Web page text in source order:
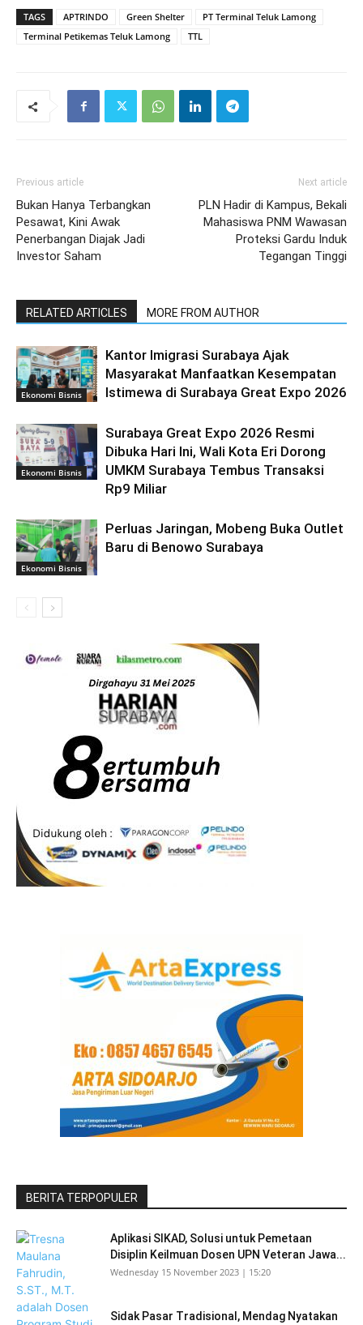
TAGS APTRINDO Green Shelter
PT Terminal Teluk Lamong
Terminal Petikemas Teluk Lamong
TTL
Previous article
Bukan Hanya Terbangkan
Pesawat, Kini Awak
Penerbangan Diajak Jadi
Investor Saham
Next article
PLN Hadir di Kampus, Bekali
Mahasiswa PNM Wawasan
Proteksi Gardu Induk
Tegangan Tinggi
RELATED ARTICLES MORE FROM AUTHOR
Ekonomi Bisnis
Kantor Imigrasi Surabaya Ajak
Masyarakat Manfaatkan Kesempatan
Istimewa di Surabaya Great Expo 2026
Ekonomi Bisnis
Surabaya Great Expo 2026 Resmi
Dibuka Hari Ini, Wali Kota Eri Dorong
UMKM Surabaya Tembus Transaksi
Rp9 Miliar
Ekonomi Bisnis
Perluas Jaringan, Mobeng Buka Outlet
Baru di Benowo Surabaya
BERITA TERPOPULER
Aplikasi SIKAD, Solusi untuk Pemetaan
Disiplin Keilmuan Dosen UPN Veteran Jawa...
Wednesday 15 November 2023 | 15:20
Sidak Pasar Tradisional, Mendag Nyatakan